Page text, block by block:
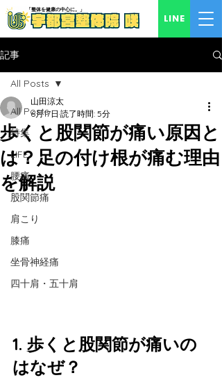
LINE
「​整体を健康の中心に。」
記事
All Posts
特集
LIFE
腰痛
股関節痛
肩こり
膝痛
坐骨神経痛
四十肩・五十肩
All Posts
歩くと股関節が痛い原因と
は？足の付け根が痛む理由
を解説
山田涼太
6月17日 読了時間: 5分
1. 歩くと股関節が痛いの
はなぜ？